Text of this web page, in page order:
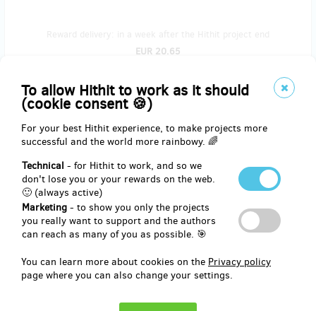
To allow Hithit to work as it should
(cookie consent 🍪)
For your best Hithit experience, to make projects more
successful and the world more rainbowy. 🌈
Technical - for Hithit to work, and so we
don't lose you or your rewards on the web.
🙂 (always active)
Marketing - to show you only the projects
you really want to support and the authors
can reach as many of you as possible. 🎯
You can learn more about cookies on the Privacy policy
page where you can also change your settings.
EUR 20.65
Slovenské století papírově a elektronicky
Do knihovny i na cesty. Kniha vám dorazí s podpisem autora a také
v elektronické podobě (PDF, epub a mobi).
Reward delivery: on address, in a month after the Hithit project end
EUR 41.31
(CZK 1,000)